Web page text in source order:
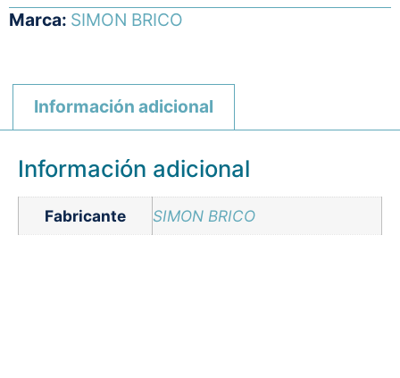
Marca: SIMON BRICO
Información adicional
Información adicional
Fabricante SIMON BRICO